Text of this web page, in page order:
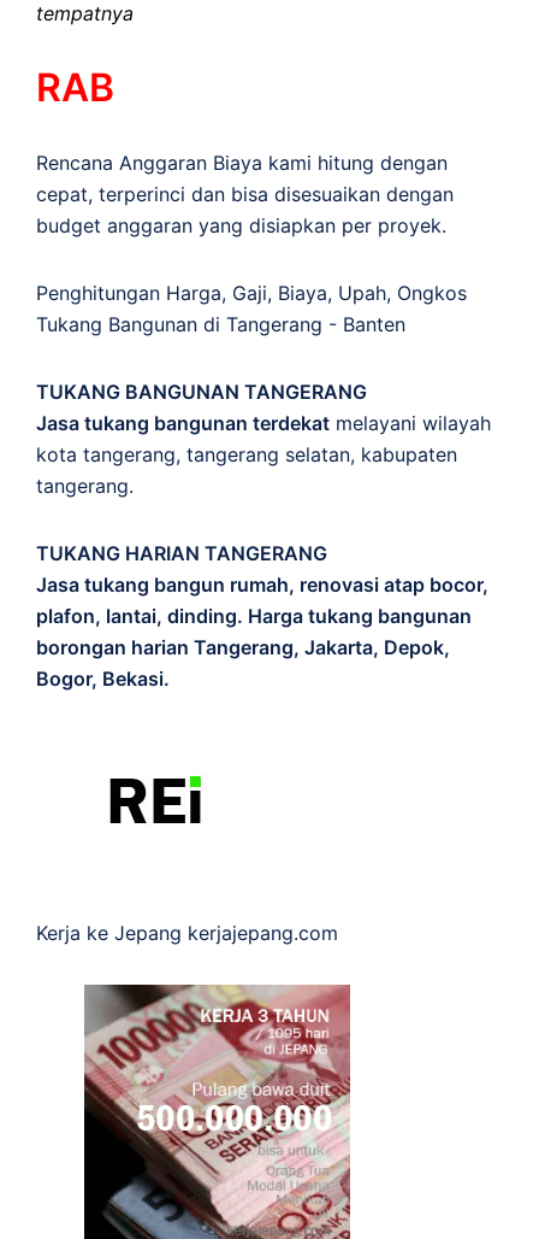
tempatnya
RAB
Rencana Anggaran Biaya kami hitung dengan
cepat, terperinci dan bisa disesuaikan dengan
budget anggaran yang disiapkan per proyek.
Penghitungan Harga, Gaji, Biaya, Upah, Ongkos
Tukang Bangunan di Tangerang - Banten
TUKANG BANGUNAN TANGERANG
Jasa tukang bangunan terdekat melayani wilayah
kota tangerang, tangerang selatan, kabupaten
tangerang.
TUKANG HARIAN TANGERANG
Jasa tukang bangun rumah, renovasi atap bocor,
plafon, lantai, dinding. Harga tukang bangunan
borongan harian Tangerang, Jakarta, Depok,
Bogor, Bekasi.
Kerja ke Jepang kerjajepang.com